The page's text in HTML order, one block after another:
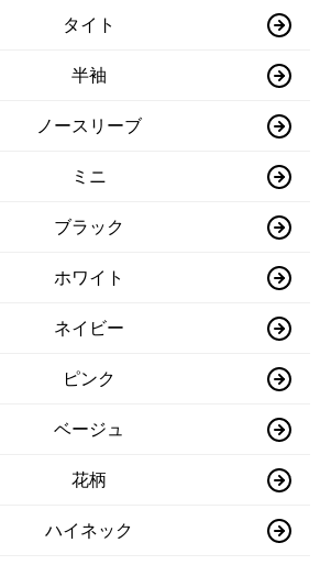
タイト
半袖
ノースリーブ
ミニ
ブラック
ホワイト
ネイビー
ピンク
ベージュ
花柄
ハイネック